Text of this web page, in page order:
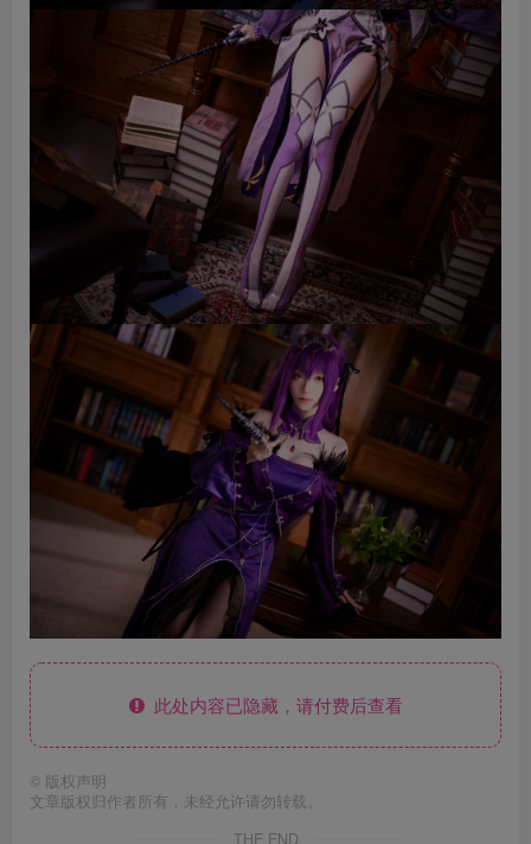
此处内容已隐藏，请付费后查看
© 版权声明
文章版权归作者所有，未经允许请勿转载。